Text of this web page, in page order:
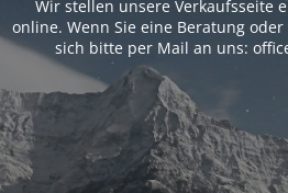
Wir stellen unsere Verkaufsseite
online. Wenn Sie eine Beratung
sich bitte per Mail an uns: